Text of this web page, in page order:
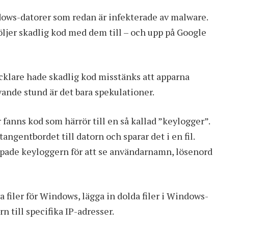
datorer som redan är infekterade av malware.
skadlig kod med dem till – och upp på Google
hade skadlig kod misstänks att apparna
stund är det bara spekulationer.
kod som härrör till en så kallad ”keylogger”.
till datorn och sparar det i en fil.
keyloggern för att se användarnamn, lösenord
filer för Windows, lägga in dolda filer i Windows-
till specifika IP-adresser.